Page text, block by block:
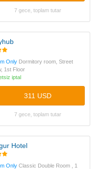
7 gece, toplam tutar
Only Dormitory room, Street
1st Floor
iptal
311 USD
7 gece, toplam tutar
Hotel
Only Classic Double Room , 1